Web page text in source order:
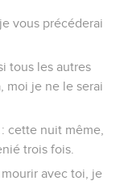
vous précéderai
tous les autres
moi je ne le serai
cette nuit même,
trois fois.
avec toi, je